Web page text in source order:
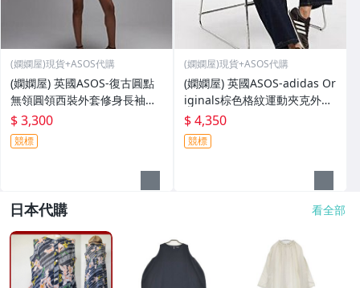
(嫻嫻屋)現貨+ASOS代購
(嫻嫻屋) 英國ASOS-復古圓點
無領圓領西裝外套修身長袖洋
裝NB25
$ 3,300
競標
(嫻嫻屋)現貨+ASOS代購
(嫻嫻屋) 英國ASOS-adidas Or
iginals棕色格紋運動夾克外套
NB26
$ 4,350
競標
日本代購 看全部